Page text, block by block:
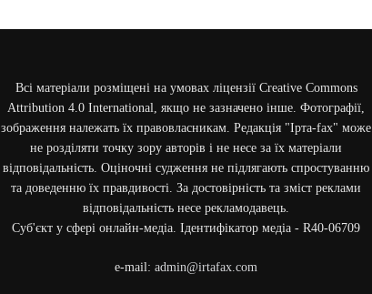
Всі матеріали розміщені на умовах ліцензії Creative Commons
Attribution 4.0 International, якщо не зазначено інше. Фотографії,
зображення належать їх правовласникам. Редакція "Ірта-fax" може
не розділяти точку зору авторів і не несе за їх матеріали
відповідальність. Оціночні судження не підлягають спростуванню
та доведенню їх правдивості. За достовірність та зміст реклами
відповідальність несе рекламодавець.
Cуб'єкт у сфері онлайн-медіа. Ідентифікатор медіа - R40-06709
e-mail: admin@irtafax.com